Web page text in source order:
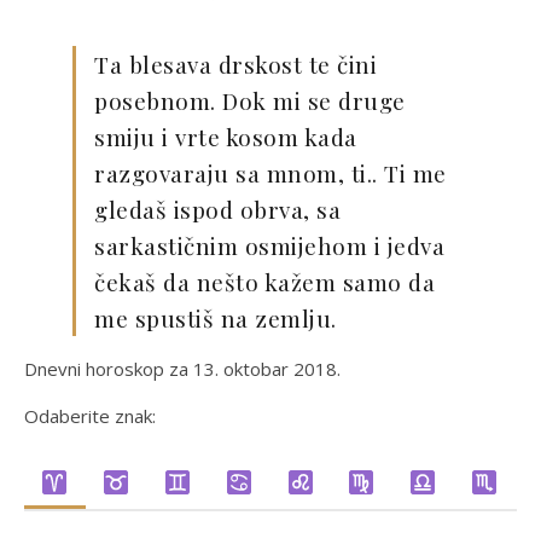
Ta blesava drskost te čini
posebnom. Dok mi se druge
smiju i vrte kosom kada
razgovaraju sa mnom, ti.. Ti me
gledaš ispod obrva, sa
sarkastičnim osmijehom i jedva
čekaš da nešto kažem samo da
me spustiš na zemlju.
Dnevni horoskop za 13. oktobar 2018.
Odaberite znak: